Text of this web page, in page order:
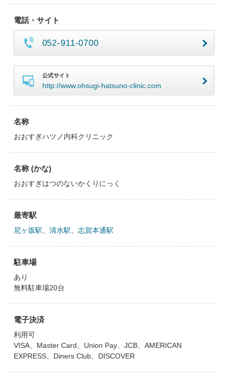
電話・サイト
052-911-0700
公式サイト
http://www.ohsugi-hatsuno-clinic.com
名称
おおすぎハツノ内科クリニック
名称 (かな)
おおすぎはつのないかくりにっく
最寄駅
尼ヶ坂駅 清水駅 志賀本通駅
駐車場
あり
無料駐車場20台
電子決済
利用可
VISA、Master Card、Union Pay、JCB、AMERICAN
EXPRESS、Diners Club、DISCOVER